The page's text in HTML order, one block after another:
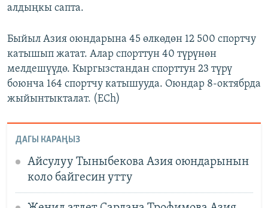
алдыңкы сапта.
Быйыл Азия оюндарына 45 өлкөдөн 12 500 спортчу
катышып жатат. Алар спорттун 40 түрүнөн
мелдешүүдө. Кыргызстандан спорттун 23 түрү
боюнча 164 спортчу катышууда. Оюндар 8-октябрда
жыйынтыкталат. (ECh)
ДАГЫ КАРАҢЫЗ
Айсулуу Тыныбекова Азия оюндарынын
коло байгесин утту